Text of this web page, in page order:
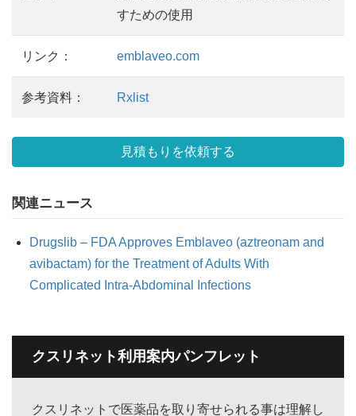
すための使用
リンク： emblaveo.com
参考資料： Rxlist
見積もりを依頼する
関連ニュース
Drugslib – FDA Approves Emblaveo (aztreonam and
avibactam) for the Treatment of Adults With
Complicated Intra-Abdominal Infections
クスリネット利用案内パンフレット
クスリネットで医薬品を取り寄せられる事は理解し